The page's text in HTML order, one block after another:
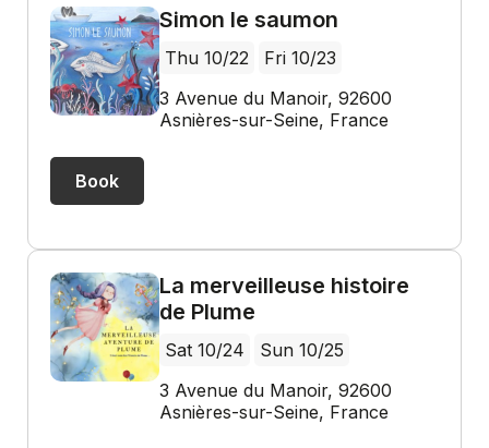
Simon le saumon
Thu 10/22
Fri 10/23
3 Avenue du Manoir, 92600
Asnières-sur-Seine, France
Book
La merveilleuse histoire
de Plume
Sat 10/24
Sun 10/25
3 Avenue du Manoir, 92600
Asnières-sur-Seine, France